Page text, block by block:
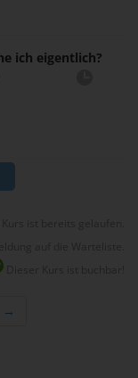
ich eigentlich?
→